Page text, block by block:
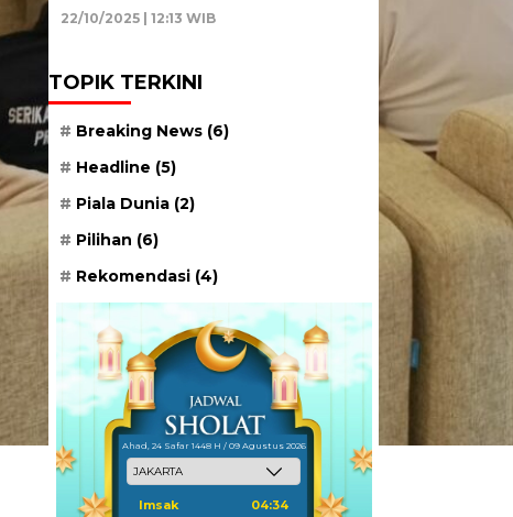
22/10/2025 | 12:13 WIB
TOPIK TERKINI
Breaking News (6)
Headline (5)
Piala Dunia (2)
Pilihan (6)
Rekomendasi (4)
Ahad, 24 Safar 1448 H / 09 Agustus 2026
Imsak 04:34